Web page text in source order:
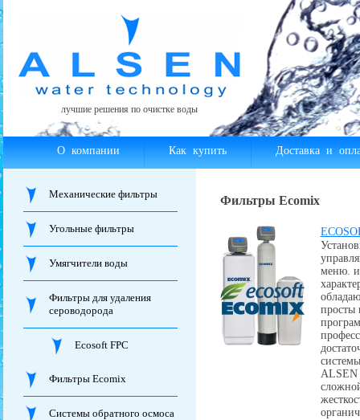
лучшие решения по очистке воды
О компании Как купить Доставка и
Механические фильтры
Угольные фильтры
Умягчители воды
Фильтры для удаления
сероводорода
Ecosoft FPC
Фильтры Ecomix
Системы обратного осмоса
Фильтры Ecomix
меню.
просты
ALSEN